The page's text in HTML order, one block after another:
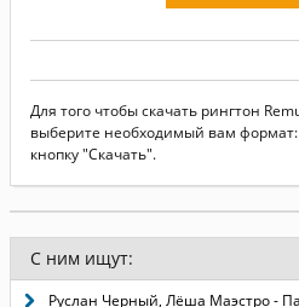
Для того чтобы скачать рингтон
выберите необходимый вам
кнопку "Скачать".
С ним ищут:
Руслан Черный, Лёша Маэстро -